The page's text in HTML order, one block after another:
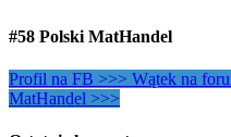
#58 Polski MatHandel
Profil na FB >>> Wątek na
MatHandel >>>